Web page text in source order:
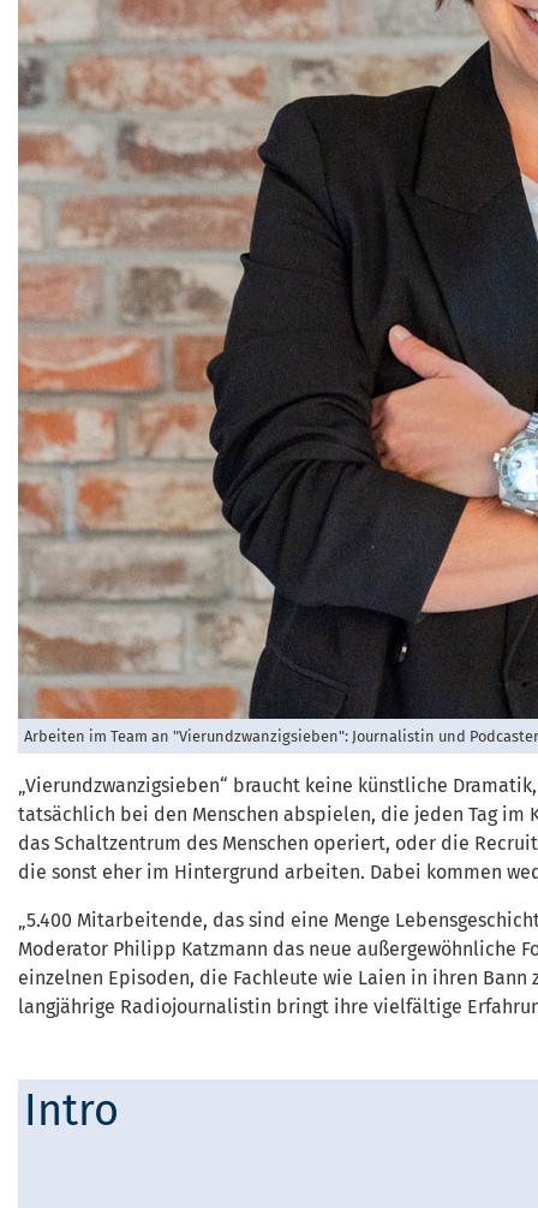
Arbeiten im Team an "Vierundzwanzigsieben": Journalistin und
„Vierundzwanzigsieben“ braucht keine künstliche
tatsächlich bei den Menschen abspielen, die jeden Tag im
das Schaltzentrum des Menschen operiert, oder die
die sonst eher im Hintergrund arbeiten. Dabei kommen
„5.400 Mitarbeitende, das sind eine Menge
Moderator Philipp Katzmann das neue außergewöhnliche
einzelnen Episoden, die Fachleute wie Laien in ihren
langjährige Radiojournalistin bringt ihre vielfältige
Intro